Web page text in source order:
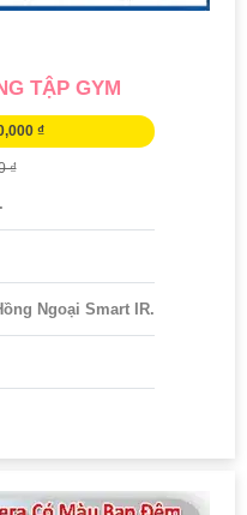
TẬP GYM
₫
₫
Ngoại Smart IR.